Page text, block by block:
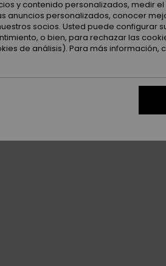
y contenido personalizados, medir
anuncios personalizados, conocer
socios. Usted puede configurar
o bien, para rechazar las
de análisis). Para más información,